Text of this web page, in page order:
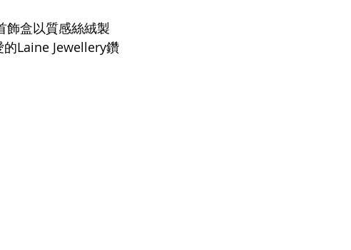
飾盒以質感絲絨製
Laine Jewellery鑽